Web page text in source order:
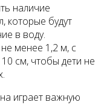
наличие
которые будут
в воду.
менее 1,2 м, с
см, чтобы дети не
играет важную